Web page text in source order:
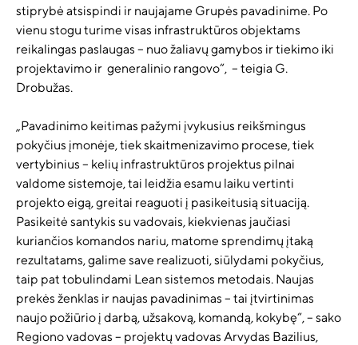
stiprybė atsispindi ir naujajame Grupės pavadinime. Po
vienu stogu turime visas infrastruktūros objektams
reikalingas paslaugas – nuo žaliavų gamybos ir tiekimo iki
projektavimo ir generalinio rangovo“, – teigia G.
Drobužas.
„Pavadinimo keitimas pažymi įvykusius reikšmingus
pokyčius įmonėje, tiek skaitmenizavimo procese, tiek
vertybinius – kelių infrastruktūros projektus pilnai
valdome sistemoje, tai leidžia esamu laiku vertinti
projekto eigą, greitai reaguoti į pasikeitusią situaciją.
Pasikeitė santykis su vadovais, kiekvienas jaučiasi
kuriančios komandos nariu, matome sprendimų įtaką
rezultatams, galime save realizuoti, siūlydami pokyčius,
taip pat tobulindami Lean sistemos metodais. Naujas
prekės ženklas ir naujas pavadinimas – tai įtvirtinimas
naujo požiūrio į darbą, užsakovą, komandą, kokybę“, – sako
Regiono vadovas – projektų vadovas Arvydas Bazilius,